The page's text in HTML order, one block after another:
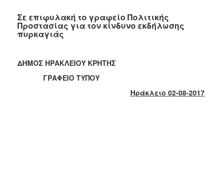
2022
2021
Σε επιφυλακή το γραφείο Πολιτικής
Προστασίας για τον κίνδυνο εκδήλωσης
πυρκαγιάς
ΔΗΜΟΣ ΗΡΑΚΛΕΙΟΥ ΚΡΗΤΗΣ
ΓΡΑΦΕΙΟ ΤΥΠΟΥ
Ηράκλειο 02-08-2017